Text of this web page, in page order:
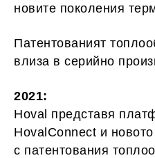
новите поколения
Патентованият
влиза в серийно
2021:
Hoval представя
HovalConnect и
с патентования